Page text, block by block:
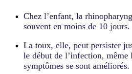
Chez l’enfant, la
souvent en moins de 10 jours.
La toux, elle, peut persister
le début de l’infection, même
symptômes se sont améliorés.